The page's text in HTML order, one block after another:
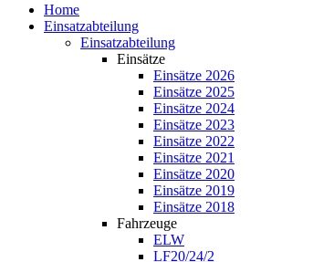
Home
Einsatzabteilung
Einsatzabteilung
Einsätze
Einsätze 2026
Einsätze 2025
Einsätze 2024
Einsätze 2023
Einsätze 2022
Einsätze 2021
Einsätze 2020
Einsätze 2019
Einsätze 2018
Fahrzeuge
ELW
LF20/24/2